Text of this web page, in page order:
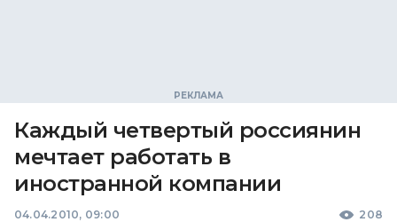
Каждый четвертый россиянин
мечтает работать в
иностранной компании
04.04.2010, 09:00 208